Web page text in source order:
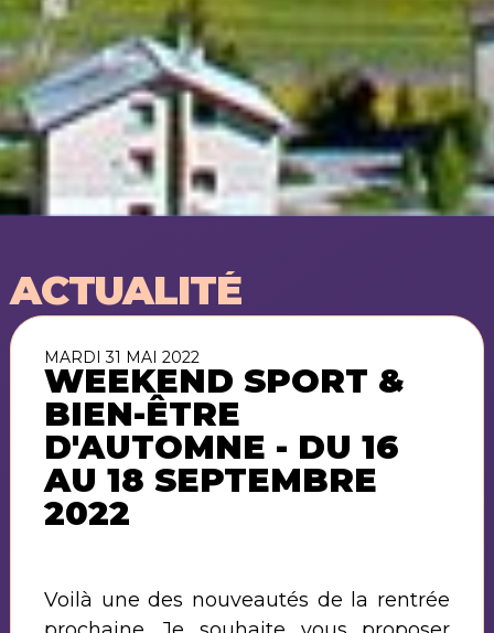
ACTUALITÉ
MARDI 31 MAI 2022
WEEKEND SPORT &
BIEN-ÊTRE
D'AUTOMNE - DU 16
AU 18 SEPTEMBRE
2022
Voilà une des nouveautés de la rentrée